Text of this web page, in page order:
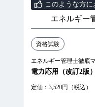
このような方に
エネルギー
資格試験
エネルギー管理士徹底
電力応用（改訂2版）
定価：3,520円（税込）